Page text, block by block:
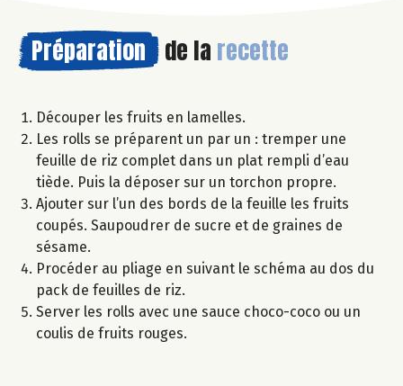
Préparation de la recette
Découper les fruits en lamelles.
Les rolls se préparent un par un : tremper une
feuille de riz complet dans un plat rempli d’eau
tiède. Puis la déposer sur un torchon propre.
Ajouter sur l’un des bords de la feuille les fruits
coupés. Saupoudrer de sucre et de graines de
sésame.
Procéder au pliage en suivant le schéma au dos du
pack de feuilles de riz.
Server les rolls avec une sauce choco-coco ou un
coulis de fruits rouges.